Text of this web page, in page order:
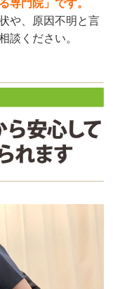
専門院」です。
や、原因不明と言
談ください。